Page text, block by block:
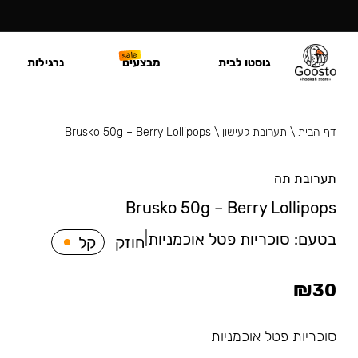
דף הבית\ תערובת לעישון \
Brusko 50g – Berry Lollipops
תערובת תה
Brusko 50g – Berry Lollipops
בטעם: סוכריות פטל אוכמניות חוזק קל
₪30
סוכריות פטל אוכמניות
גוסטו לבית מבצעים נרגילות